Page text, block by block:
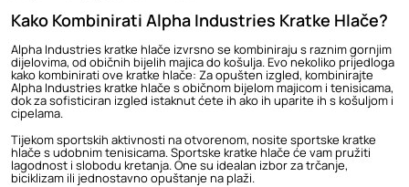
Kako Kombinirati Alpha Industries Kratke Hlače?
Alpha Industries kratke hlače izvrsno se kombiniraju s raznim gornjim
dijelovima, od običnih bijelih majica do košulja. Evo nekoliko prijedloga
kako kombinirati ove kratke hlače: Za opušten izgled, kombinirajte
Alpha Industries kratke hlače s običnom bijelom majicom i tenisicama,
dok za sofisticiran izgled istaknut ćete ih ako ih uparite ih s košuljom i
cipelama.
Tijekom sportskih aktivnosti na otvorenom, nosite sportske kratke
hlače s udobnim tenisicama. Sportske kratke hlače će vam pružiti
lagodnost i slobodu kretanja. One su idealan izbor za trčanje,
biciklizam ili jednostavno opuštanje na plaži.